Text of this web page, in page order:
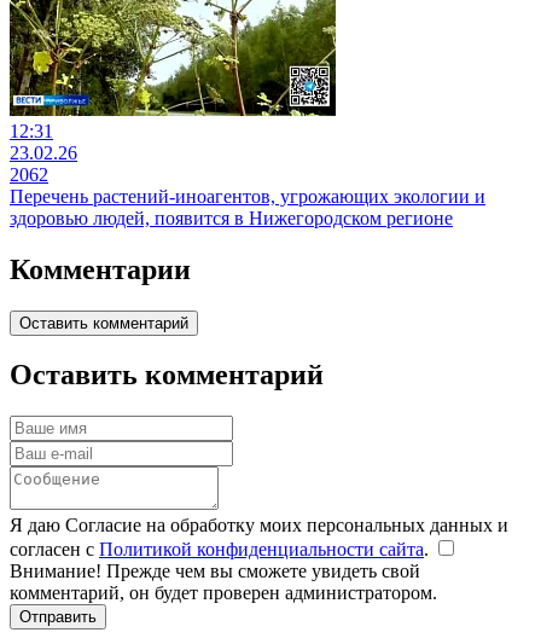
12:31
23.02.26
2062
Перечень растений-иноагентов, угрожающих экологии и
здоровью людей, появится в Нижегородском регионе
Комментарии
Оставить комментарий
Оставить комментарий
Я даю Согласие на обработку моих персональных данных и
согласен с Политикой конфиденциальности сайта.
Внимание! Прежде чем вы сможете увидеть свой
комментарий, он будет проверен администратором.
Отправить